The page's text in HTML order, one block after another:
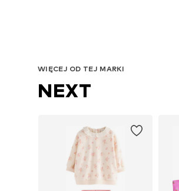
WIĘCEJ OD TEJ MARKI
NEXT